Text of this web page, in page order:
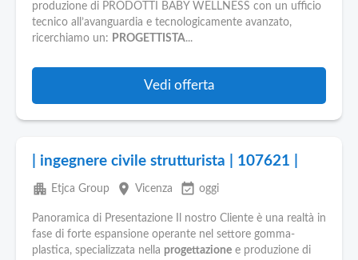
produzione di PRODOTTI BABY WELLNESS con un ufficio
tecnico all’avanguardia e tecnologicamente avanzato,
ricerchiamo un: PROGETTISTA...
Vedi offerta
| ingegnere civile strutturista | 107621 |
apartment Etjca Group place Vicenza event_available oggi
Panoramica di Presentazione Il nostro Cliente è una realtà in
fase di forte espansione operante nel settore gomma-
plastica, specializzata nella progettazione e produzione di